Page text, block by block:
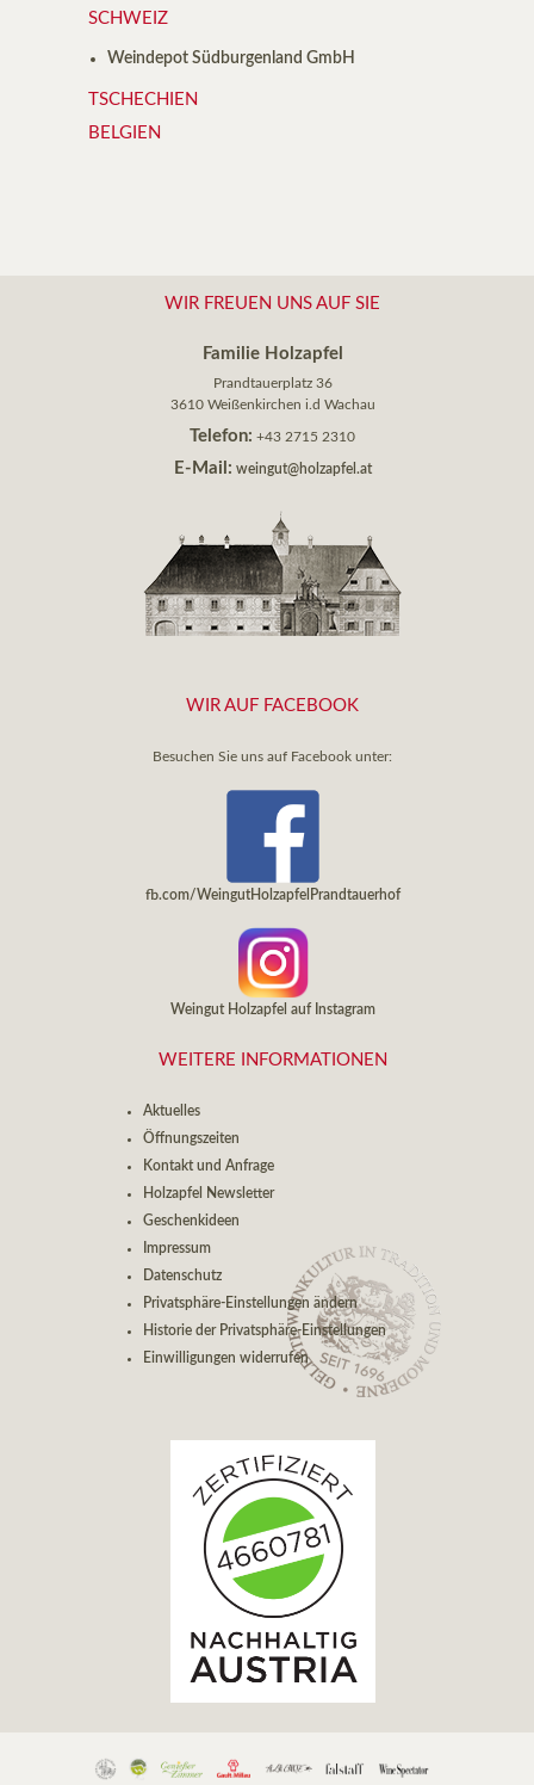
SCHWEIZ
Weindepot Südburgenland GmbH
TSCHECHIEN
BELGIEN
WIR FREUEN UNS AUF SIE
Familie Holzapfel
Prandtauerplatz 36
3610 Weißenkirchen i.d Wachau
Telefon: +43 2715 2310
E-Mail: weingut@holzapfel.at
WIR AUF FACEBOOK
Besuchen Sie uns auf Facebook unter:
fb.com/WeingutHolzapfelPrandtauerhof
Weingut Holzapfel auf Instagram
WEITERE INFORMATIONEN
Aktuelles
Öffnungszeiten
Kontakt und Anfrage
Holzapfel Newsletter
Geschenkideen
Impressum
Datenschutz
Privatsphäre-Einstellungen ändern
Historie der Privatsphäre-Einstellungen
Einwilligungen widerrufen